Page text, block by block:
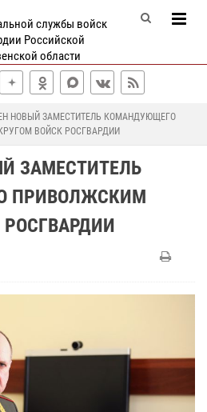
службы войск
Российской
области
НОВЫЙ ЗАМЕСТИТЕЛЬ КОМАНДУЮЩЕГО
ВОЙСК РОСГВАРДИИ
ЗАМЕСТИТЕЛЬ
ПРИВОЛЖСКИМ